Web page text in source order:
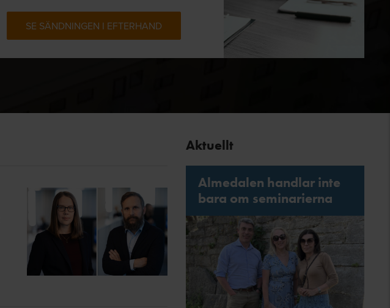
SE SÄNDNINGEN I EFTERHAND
Aktuellt
Almedalen handlar inte
bara om seminarierna